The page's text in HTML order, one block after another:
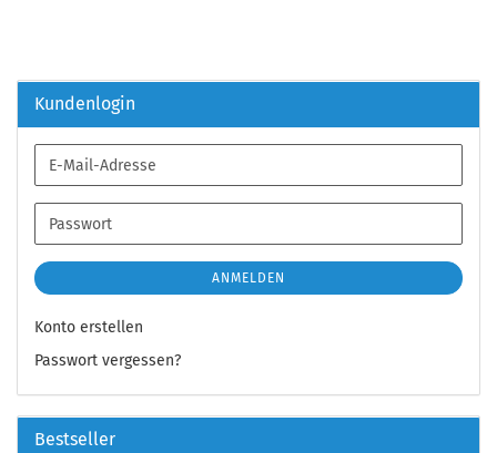
Kundenlogin
E-
Mail-
Adresse
Passwort
ANMELDEN
Konto erstellen
Passwort vergessen?
Bestseller